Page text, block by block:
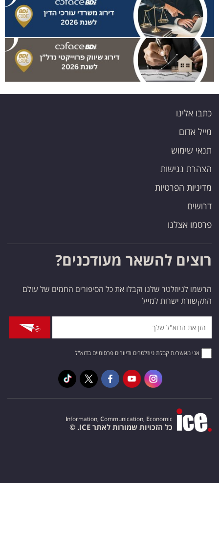
כתבו אלינו
מייל אדום
תנאי שימוש
הצהרת נגישות
מדיניות הפרטיות
דרושים
פרסמו אצלנו
רוצים להשאר מעודכנים?
הרשמו לניוזלטר שלנו וקבלו את כל הסיפורים החמים של עולם
התקשורת ישרות למייל
אני מאשר/ת קבלת ניוזלטרים ודיוורים פרסומיים בדוא"ל
Information, Communication, Economic
כל הזכויות שמורות לאתר ICE. ©